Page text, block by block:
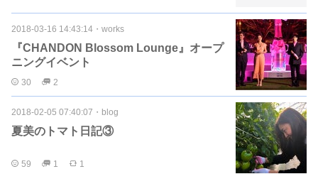
2018-03-16 14:43:14 ・ works
『CHANDON Blossom Lounge』オープ
ニングイベント
30 2
2018-02-05 07:40:07 ・ blog
夏美のトマト日記③
59 1 1